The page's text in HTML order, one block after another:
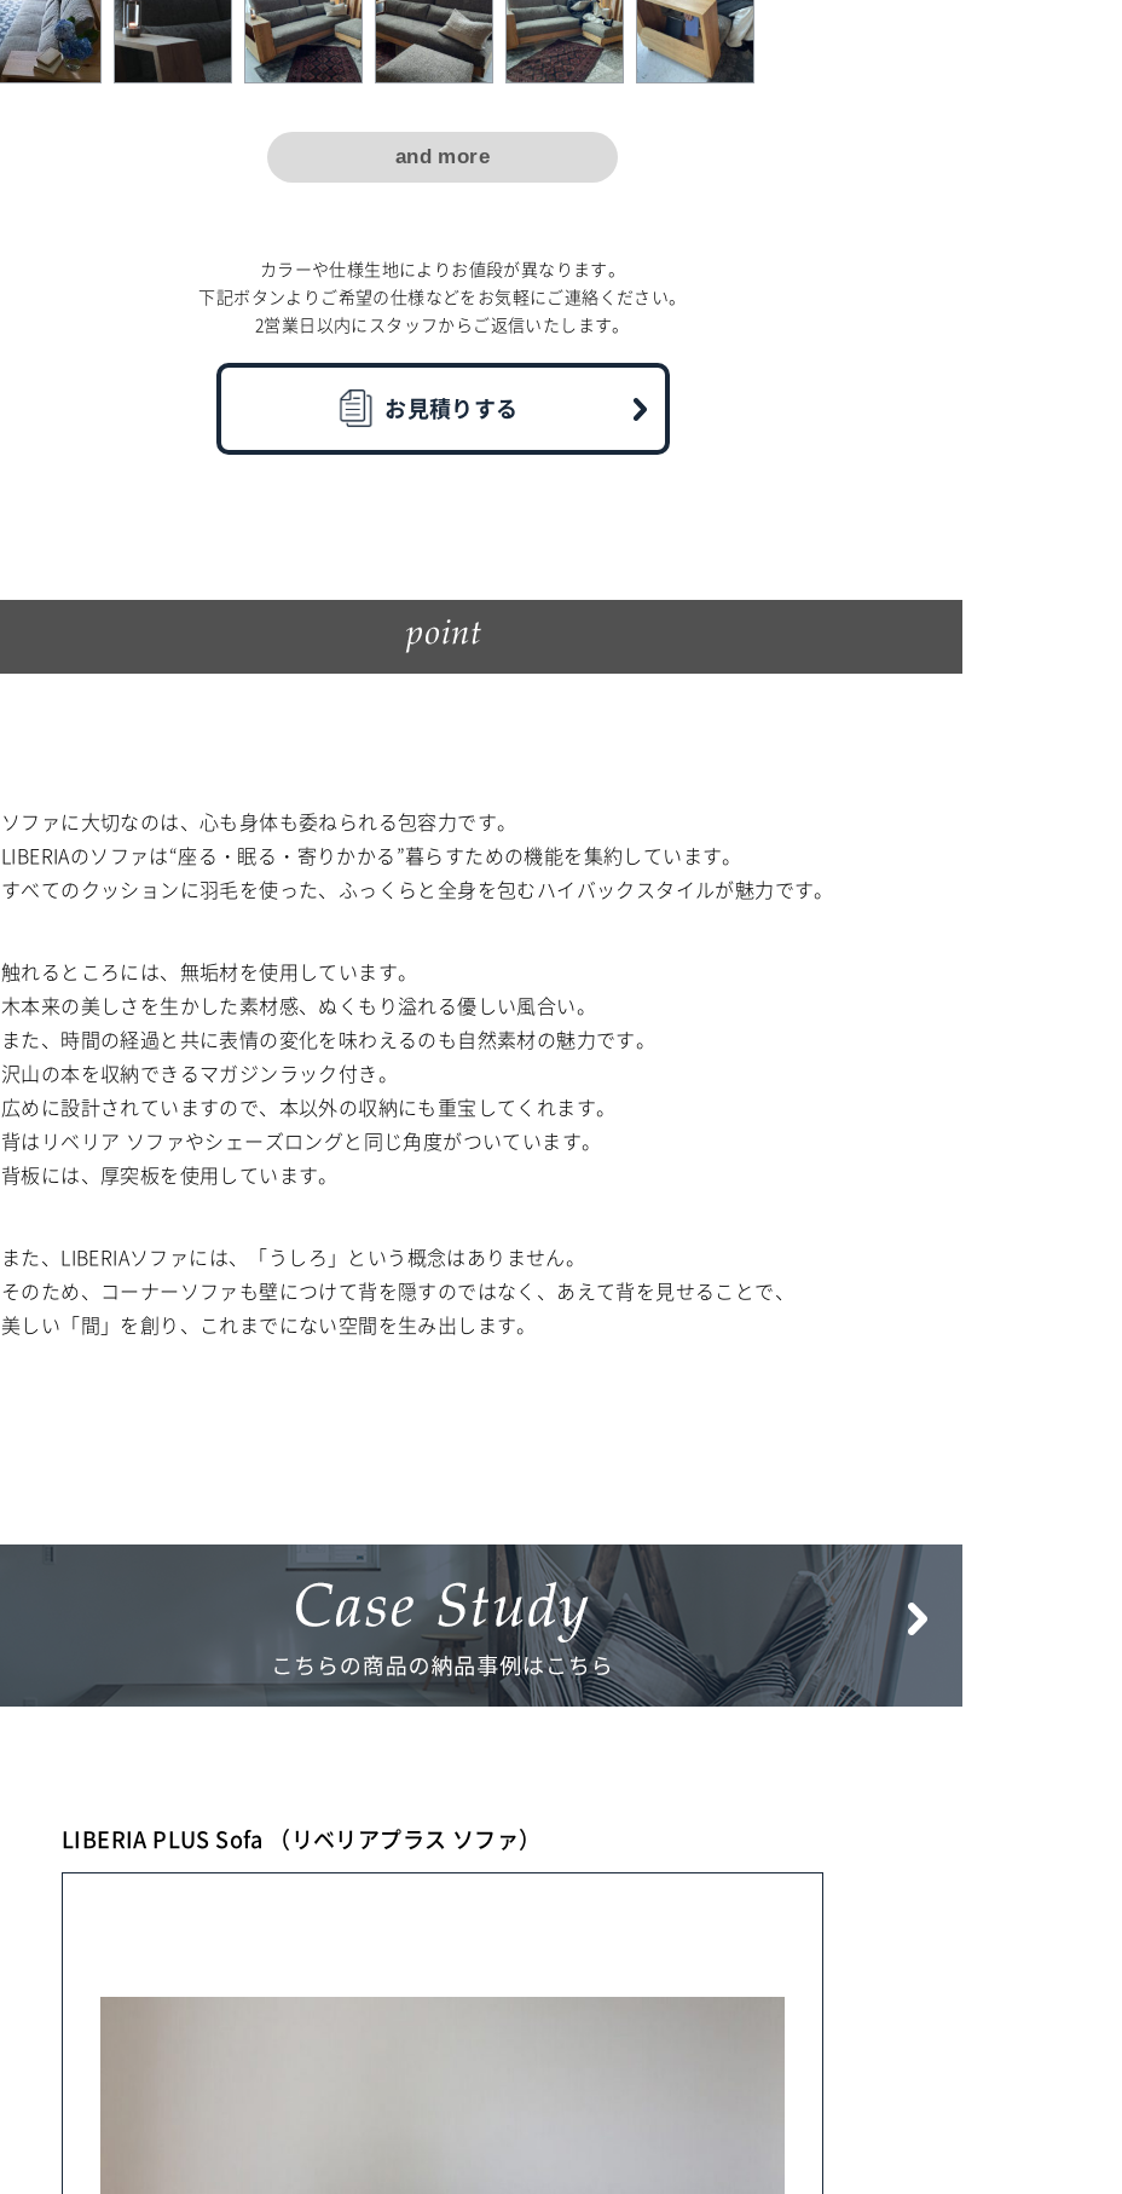
and more
カラーや仕様生地によりお値段が異なります。
下記ボタンよりご希望の仕様などをお気軽にご連絡ください。
2営業日以内にスタッフからご返信いたします。
お見積りする
ソファに大切なのは、心も身体も委ねられる包容力です。
LIBERIAのソファは“座る・眠る・寄りかかる”暮らすための機能を集約しています。
すべてのクッションに羽毛を使った、ふっくらと全身を包むハイバックスタイルが魅力です。
触れるところには、無垢材を使用しています。
木本来の美しさを生かした素材感、ぬくもり溢れる優しい風合い。
また、時間の経過と共に表情の変化を味わえるのも自然素材の魅力です。
沢山の本を収納できるマガジンラック付き。
広めに設計されていますので、本以外の収納にも重宝してくれます。
背はリベリア ソファやシェーズロングと同じ角度がついています。
背板には、厚突板を使用しています。
また、LIBERIAソファには、「うしろ」という概念はありません。
そのため、コーナーソファも壁につけて背を隠すのではなく、あえて背を見せることで、
美しい「間」を創り、これまでにない空間を生み出します。
LIBERIA PLUS Sofa （リベリアプラス ソファ）